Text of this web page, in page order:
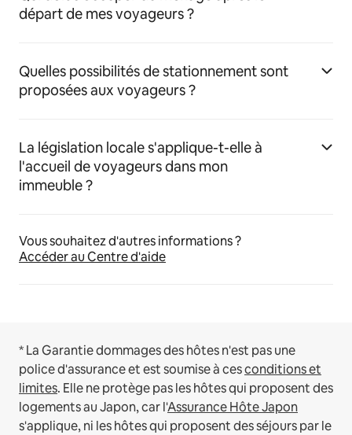
départ de mes voyageurs ?
Quelles possibilités de stationnement sont
proposées aux voyageurs ?
La législation locale s'applique-t-elle à
l'accueil de voyageurs dans mon
immeuble ?
Vous souhaitez d'autres informations ?
Accéder au Centre d'aide
* La Garantie dommages des hôtes n'est pas une
police d'assurance et est soumise à cesconditions et
limites. Elle ne protège pas les hôtes qui proposent des
logements au Japon, car l'Assurance Hôte Japon
s'applique, ni les hôtes qui proposent des séjours par le